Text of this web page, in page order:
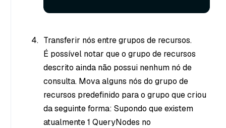
Transferir nós entre grupos de recursos.
É possível notar que o grupo de recursos
descrito ainda não possui nenhum nó de
consulta. Mova alguns nós do grupo de
recursos predefinido para o grupo que criou
da seguinte forma: Supondo que existem
atualmente 1 QueryNodes no